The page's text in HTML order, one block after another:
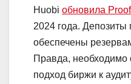
Huobi обновила
2024 года. Депозиты
обеспечены
Правда, необходимо
подход биржи к